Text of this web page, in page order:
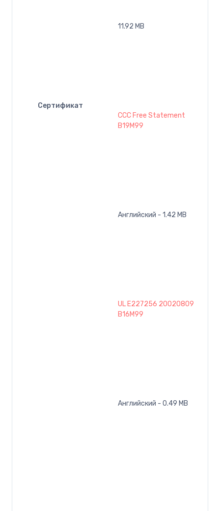
Сертификат
11.92 MB
CCC Free Statement
B19M99
Английский - 1.42 MB
UL E227256 20020809
B16M99
Английский - 0.49 MB